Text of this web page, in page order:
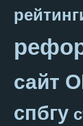
сайт
спбгу